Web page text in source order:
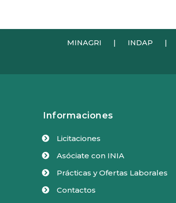
MINAGRI | INDAP |
Informaciones
 Licitaciones
 Asóciate con INIA
 Prácticas y Ofertas Laborales

Contactos